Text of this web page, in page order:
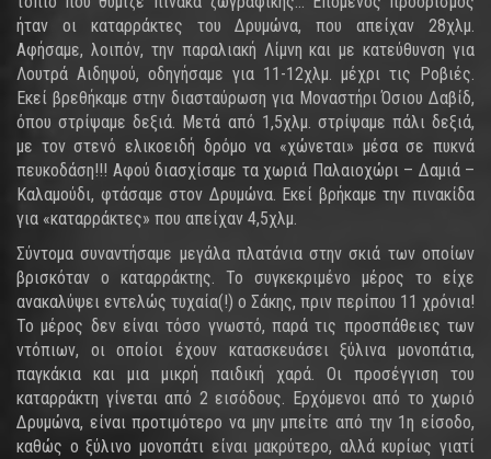
ήταν οι καταρράκτες του Δρυμώνα, που απείχαν 28χλμ.
Αφήσαμε, λοιπόν, την παραλιακή Λίμνη και με κατεύθυνση για
Λουτρά Αιδηψού, οδηγήσαμε για 11-12χλμ. μέχρι τις Ροβιές.
Εκεί βρεθήκαμε στην διασταύρωση για Μοναστήρι Όσιου Δαβίδ,
όπου στρίψαμε δεξιά. Μετά από 1,5χλμ. στρίψαμε πάλι δεξιά,
με τον στενό ελικοειδή δρόμο να «χώνεται» μέσα σε πυκνά
πευκοδάση!!! Αφού διασχίσαμε τα χωριά Παλαιοχώρι – Δαμιά –
Καλαμούδι, φτάσαμε στον Δρυμώνα. Εκεί βρήκαμε την πινακίδα
για «καταρράκτες» που απείχαν 4,5χλμ.
Σύντομα συναντήσαμε μεγάλα πλατάνια στην σκιά των οποίων
βρισκόταν ο καταρράκτης. Το συγκεκριμένο μέρος το είχε
ανακαλύψει εντελώς τυχαία(!) ο Σάκης, πριν περίπου 11 χρόνια!
Το μέρος δεν είναι τόσο γνωστό, παρά τις προσπάθειες των
ντόπιων, οι οποίοι έχουν κατασκευάσει ξύλινα μονοπάτια,
παγκάκια και μια μικρή παιδική χαρά. Οι προσέγγιση του
καταρράκτη γίνεται από 2 εισόδους. Ερχόμενοι από το χωριό
Δρυμώνα, είναι προτιμότερο να μην μπείτε από την 1η είσοδο,
καθώς ο ξύλινο μονοπάτι είναι μακρύτερο, αλλά κυρίως γιατί